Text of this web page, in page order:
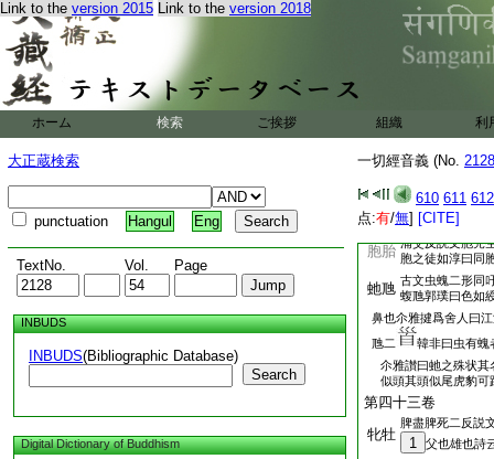
Link to the version 2015 Link to the version 2018
ホーム 検索 ご挨拶 組織 利
大正蔵検索
punctuation Hangul Eng
TextNo. Vol. Page
INBUDS
INBUDS(Bibliographic Database)
Search
Digital Dictionary of Buddhism
一切經音義 (No.
610 611 612
点:有/無] [CITE]
剔也擿治之也擿
第四十一卷
都簟反言
文如玷也
南言櫼中國言
駑馬
怒胡反廣雅駑駘
一奴也脚不開屈
記凶年乘駑馬是
也駘＊音徒改反
第四十二卷
胞胎 浦交反説文胞兒
胞之徒如淳曰同
虵虺 古文虫螝二形同
蝮虺郭璞曰色如
鼻也尒雅揵爲舍人曰
虺二
韓非曰虫有螝
尒雅讃曰虵之殊状其
似頭其頭似尾虎豹可
第四十三卷
牝牡
脾盡脾死二反説
1
父也雄也詩